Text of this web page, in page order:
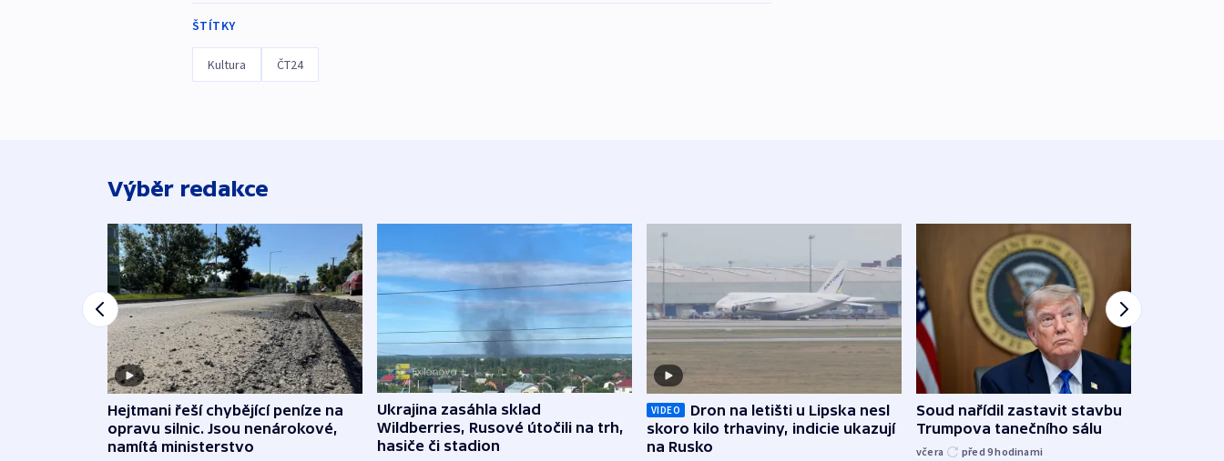
ŠTÍTKY
Kultura ČT24
Výběr redakce
Hejtmani řeší chybějící peníze na
opravu silnic. Jsou nenárokové,
namítá ministerstvo
Ukrajina zasáhla sklad
Wildberries, Rusové útočili na trh,
hasiče či stadion
VIDEO
Dron na letišti u Lipska nesl
skoro kilo trhaviny, indicie ukazují
na Rusko
Soud nařídil zastavit stavbu
Trumpova tanečního sálu
včera před 9hodinami